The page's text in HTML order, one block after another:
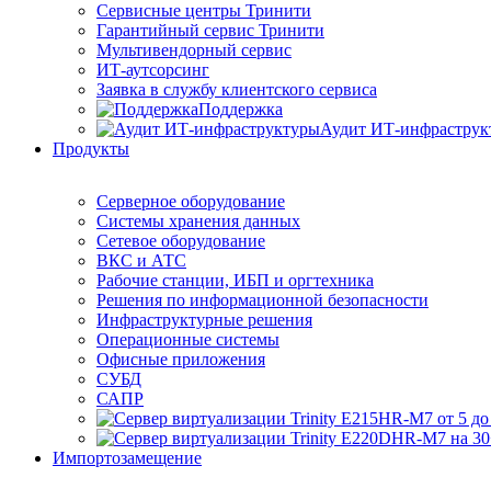
Сервисные центры Тринити
Гарантийный сервис Тринити
Мультивендорный сервис
ИТ-аутсорсинг
Заявка в службу клиентского сервиса
Поддержка
Аудит ИТ-
Продукты
Серверное оборудование
Системы хранения данных
Сетевое оборудование
ВКС и АТС
Рабочие станции, ИБП и оргтехника
Решения по информационной безопасности
Инфраструктурные решения
Операционные системы
Офисные приложения
СУБД
САПР
Импортозамещение